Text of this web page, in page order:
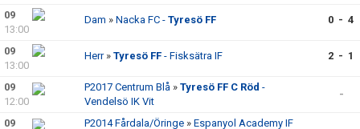
09
13:00
Dam » Nacka FC - Tyresö FF 0 - 4
09
13:00
Herr» Tyresö FF - Fisksätra IF 2 - 1
09
12:00
P2017 Centrum Blå » Tyresö FF C Röd -
Vendelsö IK Vit
-
09
P2014 Fårdala/Öringe » Espanyol Academy IF